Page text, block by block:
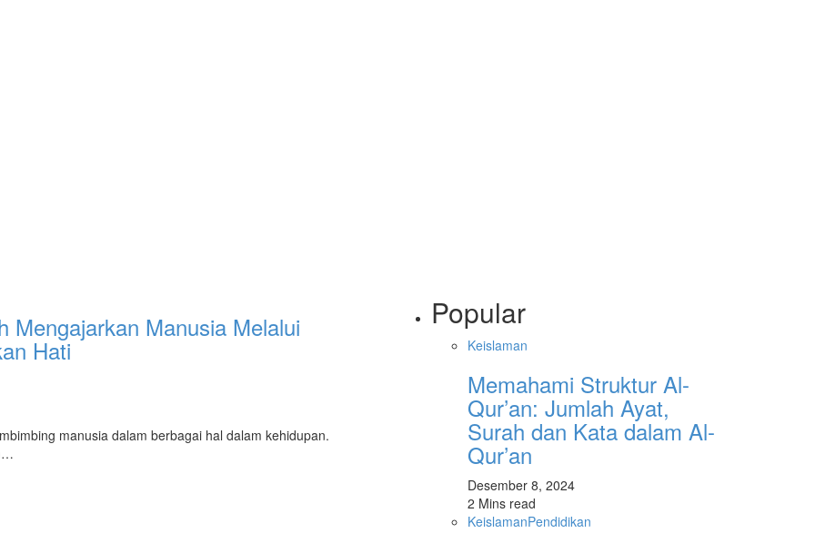
Mengajarkan Manusia Melalui
Hati
manusia dalam berbagai hal dalam kehidupan.
Popular
Keislaman
Memahami Struktur Al-
Qur’an: Jumlah Ayat,
Surah dan Kata dalam Al-
Qur’an
Desember 8, 2024
2 Mins read
KeislamanPendidikan